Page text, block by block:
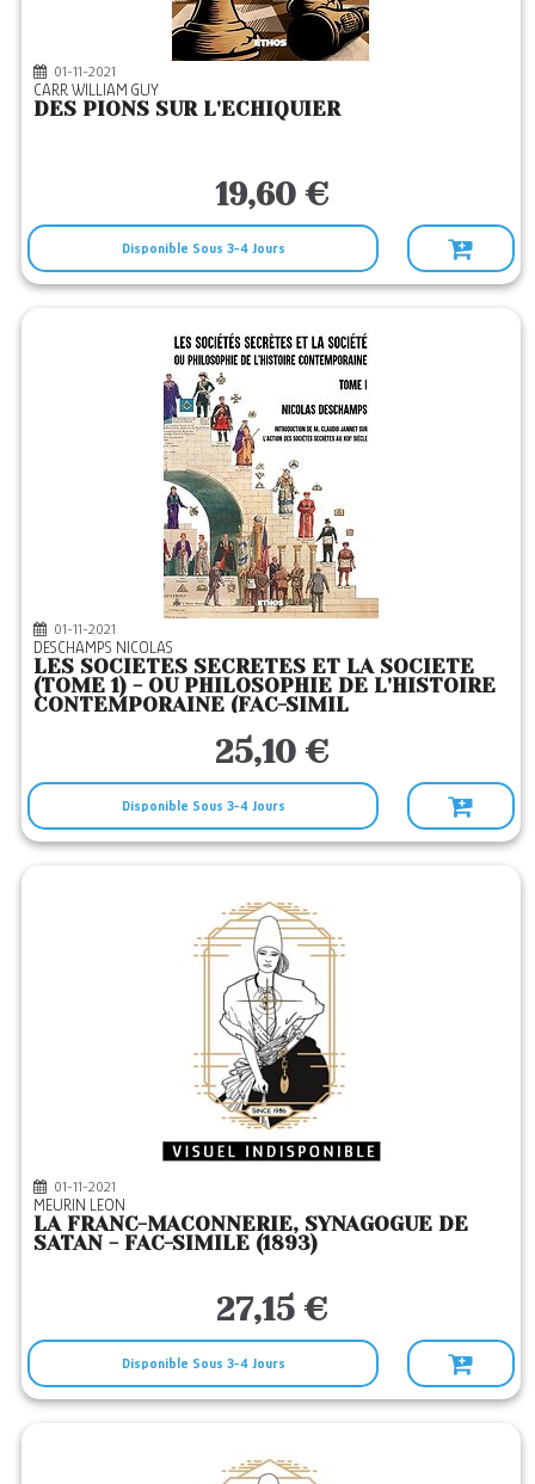
01-11-2021
CARR WILLIAM GUY
DES PIONS SUR L'ECHIQUIER
19,60 €
Disponible Sous 3-4 Jours
01-11-2021
DESCHAMPS NICOLAS
LES SOCIETES SECRETES ET LA SOCIETE
(TOME 1) - OU PHILOSOPHIE DE L'HISTOIRE
CONTEMPORAINE (FAC-SIMIL
25,10 €
Disponible Sous 3-4 Jours
01-11-2021
MEURIN LEON
LA FRANC-MACONNERIE, SYNAGOGUE DE
SATAN - FAC-SIMILE (1893)
27,15 €
Disponible Sous 3-4 Jours